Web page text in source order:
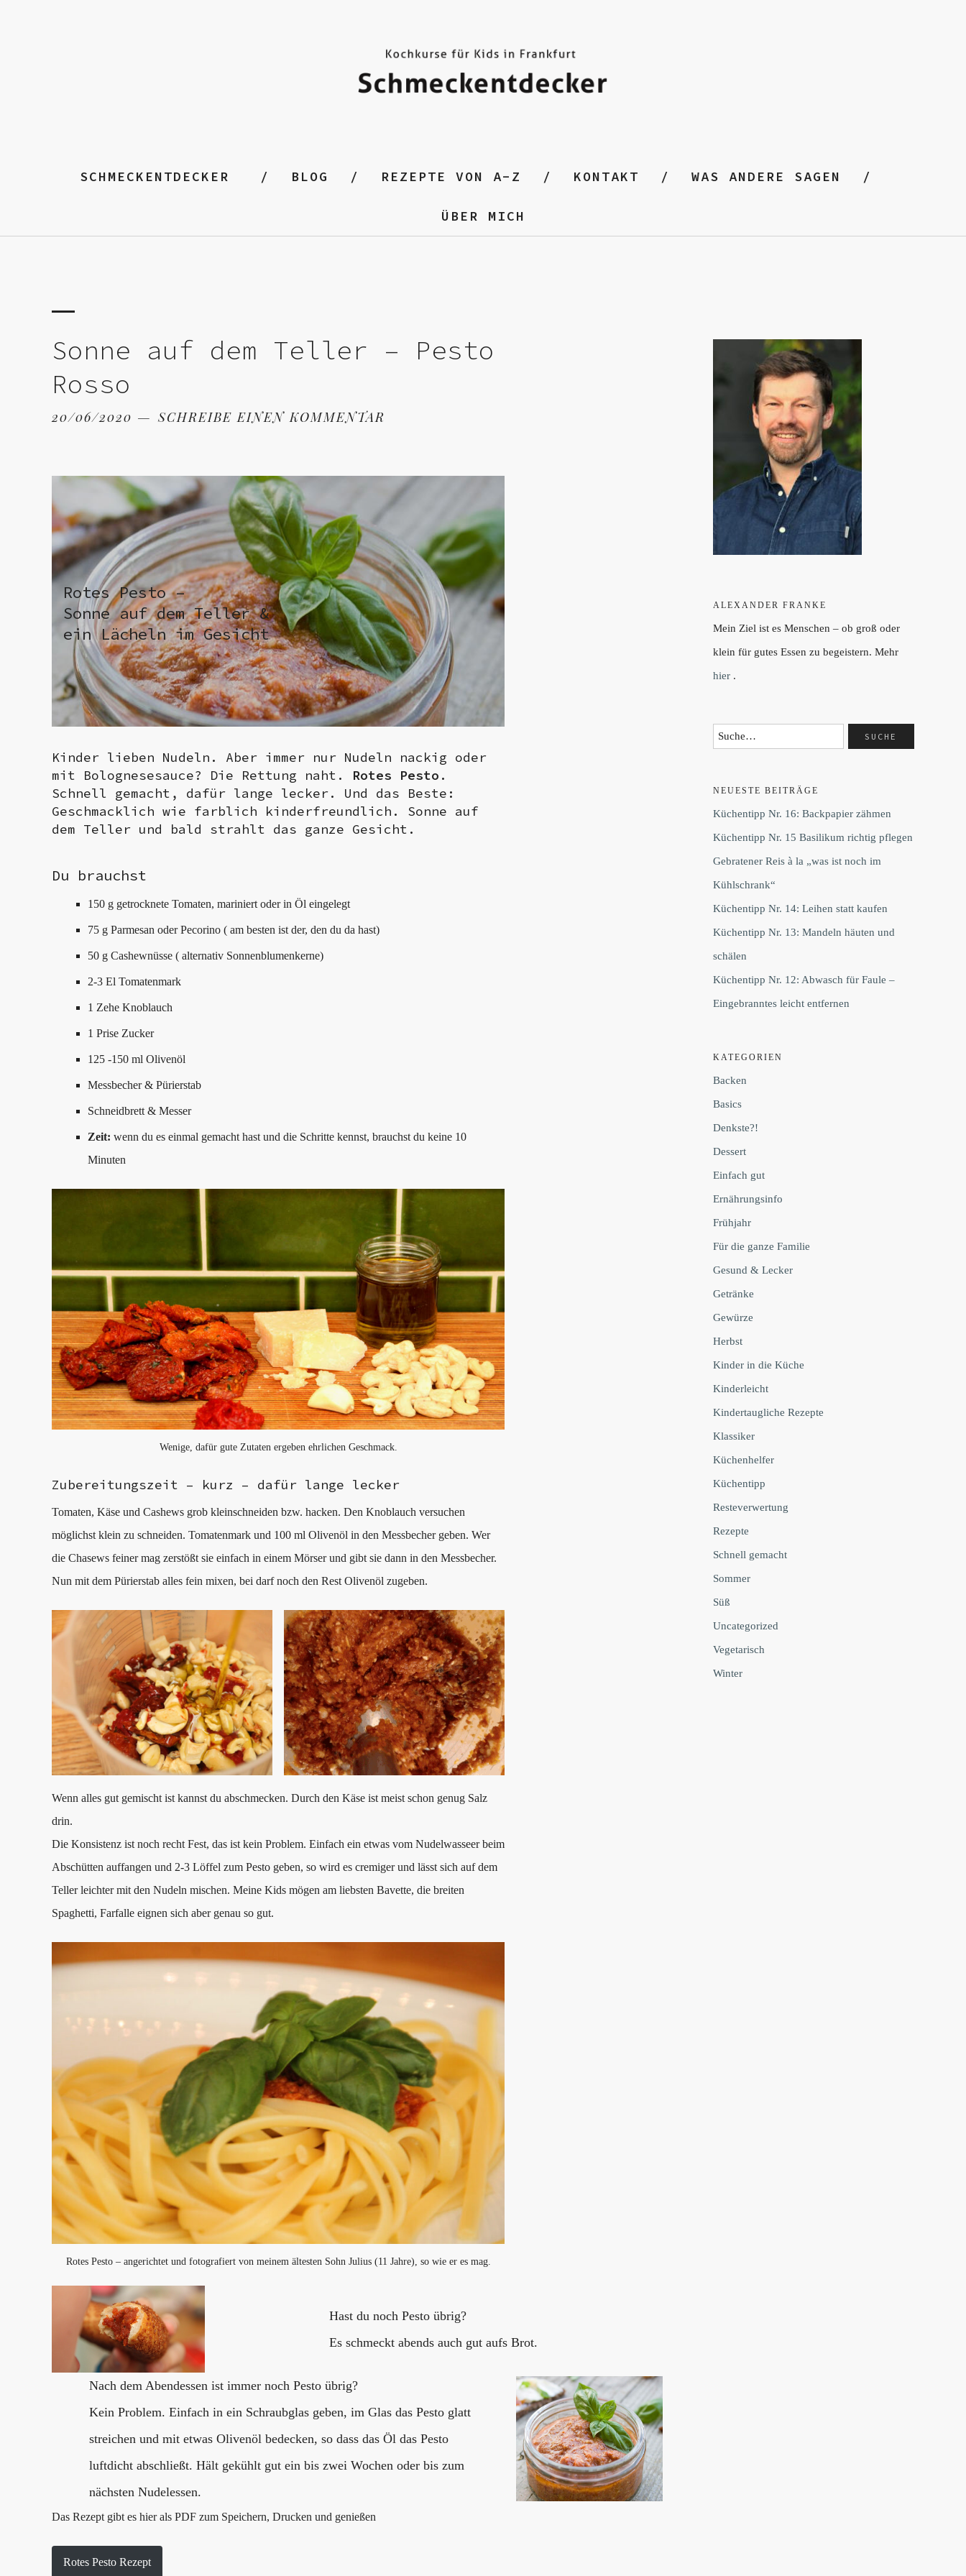
SCHMECKENTDECKER BLOG REZEPTE VON A-Z KONTAKT WAS ANDERE SAGEN
ÜBER MICH
Sonne auf dem Teller – Pesto
Rosso
20/06/2020 SCHREIBE EINEN KOMMENTAR
Rotes Pesto –
Sonne auf dem Teller &
ein Lächeln im Gesicht
Kinder lieben Nudeln. Aber immer nur Nudeln nackig oder
mit Bolognesesauce? Die Rettung naht. Rotes Pesto .
Schnell gemacht, dafür lange lecker. Und das Beste:
Geschmacklich wie farblich kinderfreundlich. Sonne auf
dem Teller und bald strahlt das ganze Gesicht.
Du brauchst
150 g getrocknete Tomaten, mariniert oder in Öl eingelegt
75 g Parmesan oder Pecorino ( am besten ist der, den du da hast)
50 g Cashewnüsse ( alternativ Sonnenblumenkerne)
2-3 El Tomatenmark
1 Zehe Knoblauch
1 Prise Zucker
125 -150 ml Olivenöl
Messbecher & Pürierstab
Schneidbrett & Messer
Zeit: wenn du es einmal gemacht hast und die Schritte kennst, brauchst du keine 10
Minuten
Wenige, dafür gute Zutaten ergeben ehrlichen Geschmack.
Zubereitungszeit – kurz – dafür lange lecker
Tomaten, Käse und Cashews grob kleinschneiden bzw. hacken. Den Knoblauch versuchen
möglichst klein zu schneiden. Tomatenmark und 100 ml Olivenöl in den Messbecher geben. Wer
die Chasews feiner mag zerstößt sie einfach in einem Mörser und gibt sie dann in den Messbecher.
Nun mit dem Pürierstab alles fein mixen, bei darf noch den Rest Olivenöl zugeben.
Wenn alles gut gemischt ist kannst du abschmecken. Durch den Käse ist meist schon genug Salz
drin.
Die Konsistenz ist noch recht Fest, das ist kein Problem. Einfach ein etwas vom Nudelwasseer beim
Abschütten auffangen und 2-3 Löffel zum Pesto geben, so wird es cremiger und lässt sich auf dem
Teller leichter mit den Nudeln mischen. Meine Kids mögen am liebsten Bavette, die breiten
Spaghetti, Farfalle eignen sich aber genau so gut.
Rotes Pesto – angerichtet und fotografiert von meinem ältesten Sohn Julius (11 Jahre), so wie er es mag.
Hast du noch Pesto übrig?
Es schmeckt abends auch gut aufs Brot.
Nach dem Abendessen ist immer noch Pesto übrig?
Kein Problem. Einfach in ein Schraubglas geben, im Glas das Pesto glatt
streichen und mit etwas Olivenöl bedecken, so dass das Öl das Pesto
luftdicht abschließt. Hält gekühlt gut ein bis zwei Wochen oder bis zum
nächsten Nudelessen.
Das Rezept gibt es hier als PDF zum Speichern, Drucken und genießen
Rotes Pesto Rezept
ALEXANDER FRANKE
Mein Ziel ist es Menschen – ob groß oder
klein für gutes Essen zu begeistern. Mehr
hier .
NEUESTE BEITRÄGE
Küchentipp Nr. 16: Backpapier zähmen
Küchentipp Nr. 15 Basilikum richtig pflegen
Gebratener Reis à la „was ist noch im
Kühlschrank“
Küchentipp Nr. 14: Leihen statt kaufen
Küchentipp Nr. 13: Mandeln häuten und
schälen
Küchentipp Nr. 12: Abwasch für Faule –
Eingebranntes leicht entfernen
KATEGORIEN
Backen
Basics
Denkste?!
Dessert
Einfach gut
Ernährungsinfo
Frühjahr
Für die ganze Familie
Gesund & Lecker
Getränke
Gewürze
Herbst
Kinder in die Küche
Kinderleicht
Kindertaugliche Rezepte
Klassiker
Küchenhelfer
Küchentipp
Resteverwertung
Rezepte
Schnell gemacht
Sommer
Süß
Uncategorized
Vegetarisch
Winter